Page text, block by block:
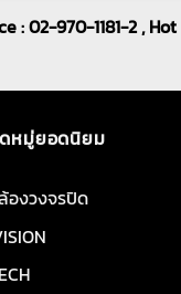
: 02-970-1181-2 ,
หมู่ยอดนิยม
องวงจรปิด